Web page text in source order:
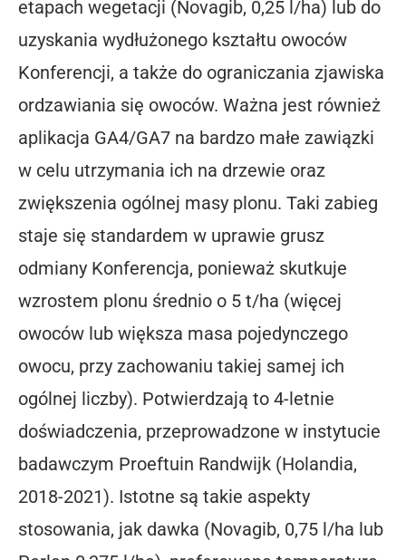
etapach wegetacji (Novagib, 0,25 l/ha) lub do
uzyskania wydłużonego kształtu owoców
Konferencji, a także do ograniczania zjawiska
ordzawiania się owoców. Ważna jest również
aplikacja GA4/GA7 na bardzo małe zawiązki
w celu utrzymania ich na drzewie oraz
zwiększenia ogólnej masy plonu. Taki zabieg
staje się standardem w uprawie grusz
odmiany Konferencja, ponieważ skutkuje
wzrostem plonu średnio o 5 t/ha (więcej
owoców lub większa masa pojedynczego
owocu, przy zachowaniu takiej samej ich
ogólnej liczby). Potwierdzają to 4-letnie
doświadczenia, przeprowadzone w instytucie
badawczym Proeftuin Randwijk (Holandia,
2018-2021). Istotne są takie aspekty
stosowania, jak dawka (Novagib, 0,75 l/ha lub